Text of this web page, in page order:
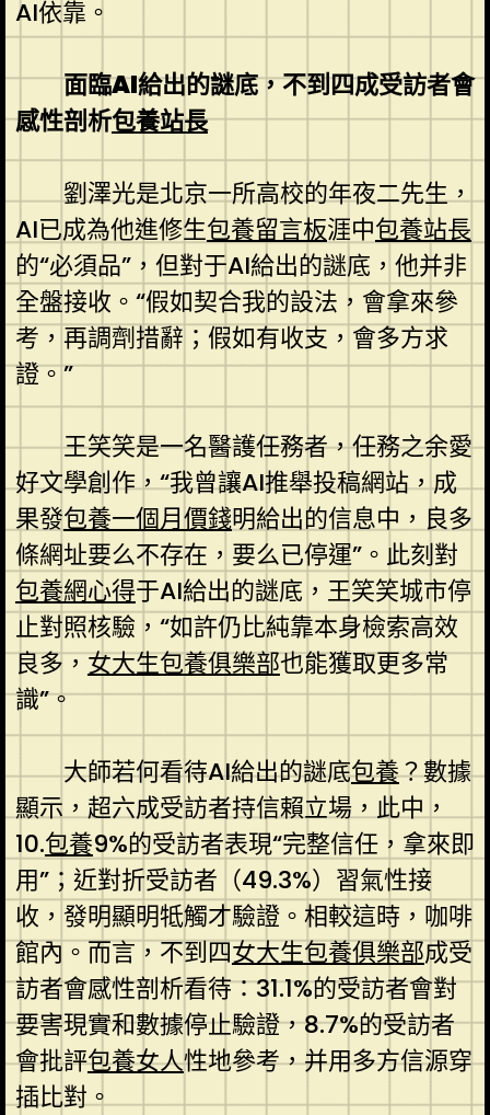
AI依靠。
面臨AI給出的謎底，不到四成受訪者會
感性剖析包養站長
劉澤光是北京一所高校的年夜二先生，
AI已成為他進修生包養留言板涯中包養站長
的“必須品”，但對于AI給出的謎底，他并非
全盤接收。“假如契合我的設法，會拿來參
考，再調劑措辭；假如有收支，會多方求
證。”
王笑笑是一名醫護任務者，任務之余愛
好文學創作，“我曾讓AI推舉投稿網站，成
果發包養一個月價錢明給出的信息中，良多
條網址要么不存在，要么已停運”。此刻對
包養網心得于AI給出的謎底，王笑笑城市停
止對照核驗，“如許仍比純靠本身檢索高效
良多，女大生包養俱樂部也能獲取更多常
識”。
大師若何看待AI給出的謎底包養？數據
顯示，超六成受訪者持信賴立場，此中，
10.包養9%的受訪者表現“完整信任，拿來即
用”；近對折受訪者（49.3%）習氣性接
收，發明顯明牴觸才驗證。相較這時，咖啡
館內。而言，不到四女大生包養俱樂部成受
訪者會感性剖析看待：31.1%的受訪者會對
要害現實和數據停止驗證，8.7%的受訪者
會批評包養女人性地參考，并用多方信源穿
插比對。